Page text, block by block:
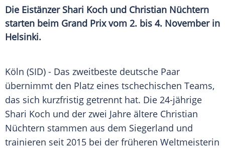
Die Eistänzer Shari Koch und Christian Nüchtern
starten beim Grand Prix vom 2. bis 4. November in
Helsinki.
Köln (SID) - Das zweitbeste deutsche Paar
übernimmt den Platz eines tschechischen Teams,
das sich kurzfristig getrennt hat. Die 24-jährige
Shari Koch und der zwei Jahre ältere Christian
Nüchtern stammen aus dem Siegerland und
trainieren seit 2015 bei der früheren Weltmeisterin